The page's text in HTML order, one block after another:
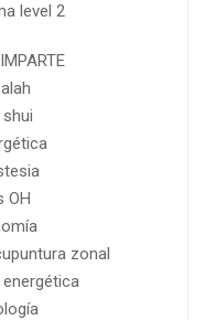
level 2
OH
zonal